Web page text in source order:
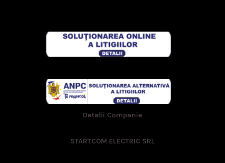
Detalii Companie
STARTCOM ELECTRIC SRL